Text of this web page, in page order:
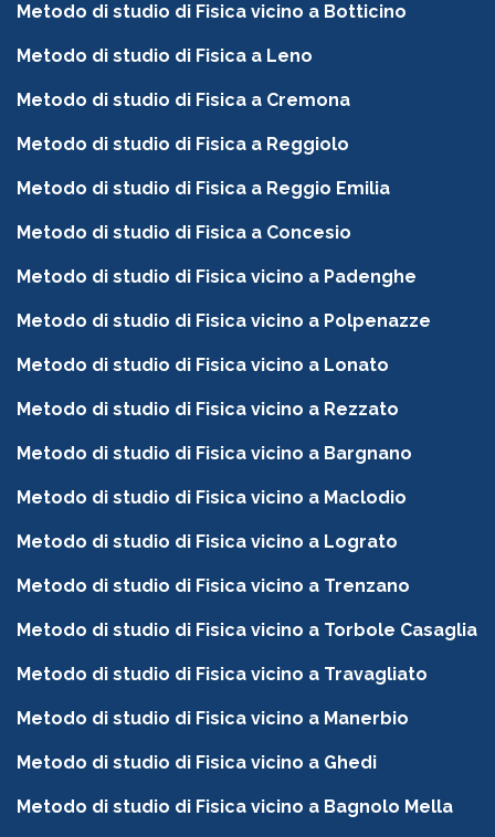
Metodo di studio di Fisica vicino a Botticino
Metodo di studio di Fisica a Leno
Metodo di studio di Fisica a Cremona
Metodo di studio di Fisica a Reggiolo
Metodo di studio di Fisica a Reggio Emilia
Metodo di studio di Fisica a Concesio
Metodo di studio di Fisica vicino a Padenghe
Metodo di studio di Fisica vicino a Polpenazze
Metodo di studio di Fisica vicino a Lonato
Metodo di studio di Fisica vicino a Rezzato
Metodo di studio di Fisica vicino a Bargnano
Metodo di studio di Fisica vicino a Maclodio
Metodo di studio di Fisica vicino a Lograto
Metodo di studio di Fisica vicino a Trenzano
Metodo di studio di Fisica vicino a Torbole Casaglia
Metodo di studio di Fisica vicino a Travagliato
Metodo di studio di Fisica vicino a Manerbio
Metodo di studio di Fisica vicino a Ghedi
Metodo di studio di Fisica vicino a Bagnolo Mella